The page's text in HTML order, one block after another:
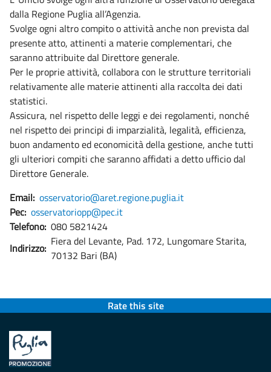
dalla Regione Puglia all’Agenzia.
Svolge ogni altro compito o attività anche non prevista dal
presente atto, attinenti a materie complementari, che
saranno attribuite dal Direttore generale.
Per le proprie attività, collabora con le strutture territoriali
relativamente alle materie attinenti alla raccolta dei dati
statistici.
Assicura, nel rispetto delle leggi e dei regolamenti, nonché
nel rispetto dei principi di imparzialità, legalità, efficienza,
buon andamento ed economicità della gestione, anche tutti
gli ulteriori compiti che saranno affidati a detto ufficio dal
Direttore Generale.
Email: osservatorio@aret.regione.puglia.it
Pec: osservatoriopp@pec.it
Telefono: 080 5821424
Indirizzo: Fiera del Levante, Pad. 172, Lungomare Starita,
70132 Bari (BA)
Rate this site